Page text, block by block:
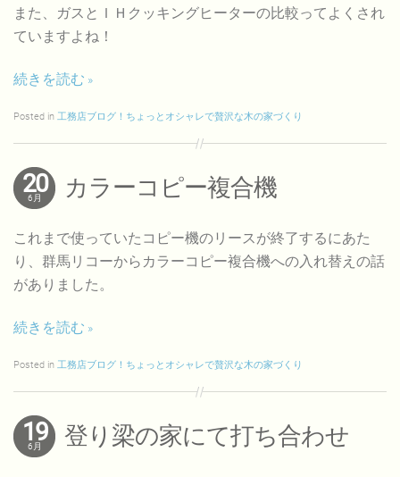
また、ガスとＩＨクッキングヒーターの比較ってよくされ
ていますよね！
続きを読む
Posted in 工務店ブログ！ちょっとオシャレで贅沢な木の家づくり
20
6月 カラーコピー複合機
これまで使っていたコピー機のリースが終了するにあた
り、群馬リコーからカラーコピー複合機への入れ替えの話
がありました。
続きを読む
Posted in 工務店ブログ！ちょっとオシャレで贅沢な木の家づくり
19
6月 登り梁の家にて打ち合わせ